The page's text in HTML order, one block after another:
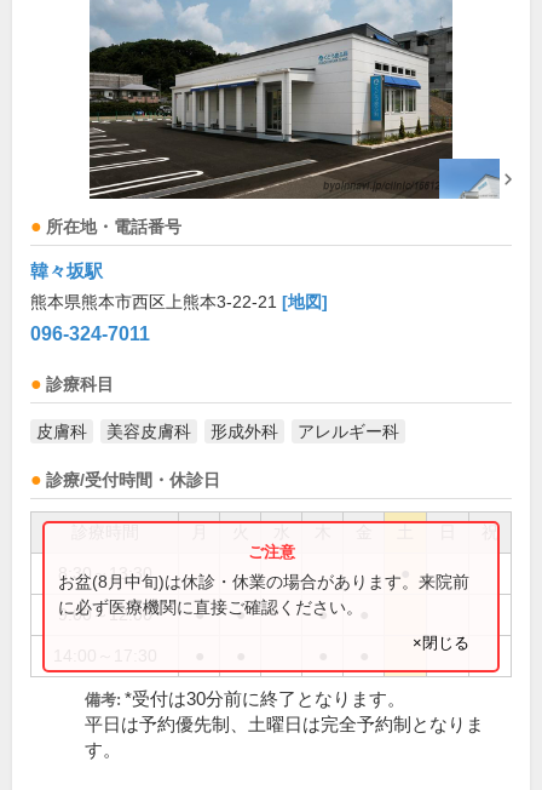
所在地・電話番号
韓々坂駅
熊本県熊本市西区上熊本3-22-21 [地図]
096-324-7011
診療科目
皮膚科 美容皮膚科 形成外科 アレルギー科
診療/受付時間・休診日
祝
8:30～13:30
9:00～12:00 ● ● ●
お盆(8月中旬)は休診・休業の場合があります。来院前
に必ず医療機関に直接ご確認ください。
×閉じる
備考: *受付は30分前に終了となります。
平日は予約優先制、土曜日は完全予約制となりま
す。